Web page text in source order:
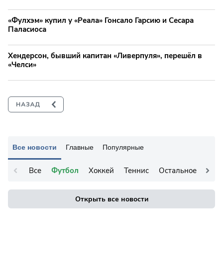
Все новости Главные Популярные
Все Футбол Хоккей Теннис Остальное
Открыть все новости
«Фулхэм» купил у «Реала» Гонсало Гарсию и Сесара
Паласиоса
Хендерсон, бывший капитан «Ливерпуля», перешёл в
«Челси»